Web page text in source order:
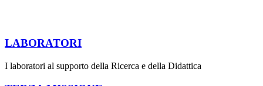
LABORATORI
I laboratori al supporto della Ricerca e della Didattica